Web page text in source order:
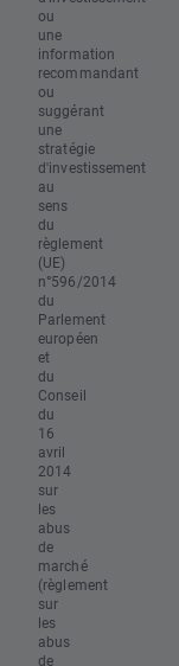
ou
une
information
recommandant
ou
suggérant
une
stratégie
d'investissement
au
sens
du
règlement
(UE)
n°596/2014
du
Parlement
européen
et
du
Conseil
du
16
avril
2014
sur
les
abus
de
marché
(règlement
sur
les
abus
de